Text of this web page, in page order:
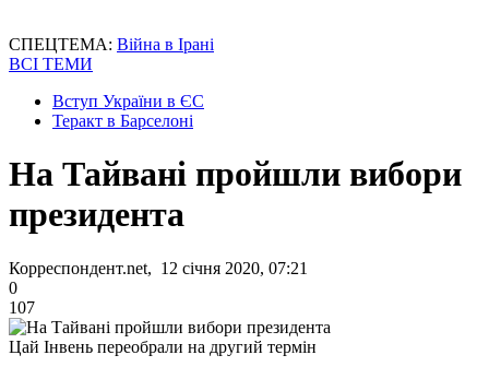
СПЕЦТЕМА: Війна в Ірані
ВСІ ТЕМИ
Вступ України в ЄС
Теракт в Барселоні
На Тайвані пройшли вибори
президента
Корреспондент.net, 12 січня 2020, 07:21
0
107
Цай Інвень переобрали на другий термін